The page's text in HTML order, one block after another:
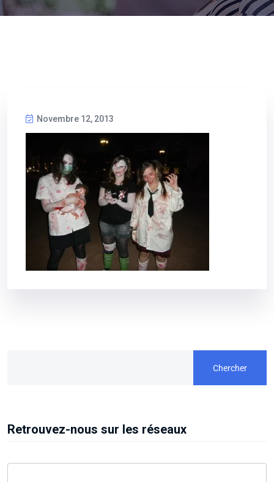
Novembre 12, 2013
Chercher
Retrouvez-nous sur les réseaux